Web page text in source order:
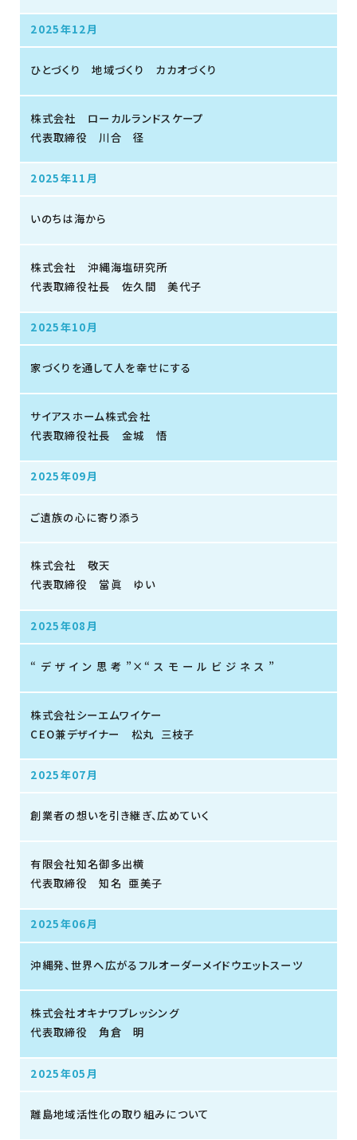
2025年12月
ひとづくり 地域づくり カカオづくり
株式会社 ローカルランドスケープ
代表取締役 川合 径
2025年11月
いのちは海から
株式会社 沖縄海塩研究所
代表取締役社長 佐久間 美代子
2025年10月
家づくりを通して人を幸せにする
サイアスホーム株式会社
代表取締役社長 金城 悟
2025年09月
ご遺族の心に寄り添う
株式会社 敬天
代表取締役 當眞 ゆい
2025年08月
“ デ ザ イ ン 思 考 ”×“ ス モ ー ル ビ ジ ネ ス ”
株式会社シーエムワイケー
CEO兼デザイナー 松丸 三枝子
2025年07月
創業者の想いを引き継ぎ、広めていく
有限会社知名御多出横
代表取締役 知名 亜美子
2025年06月
沖縄発、世界へ広がるフルオーダーメイドウエットスーツ
株式会社オキナワブレッシング
代表取締役 角倉 明
2025年05月
離島地域活性化の取り組みについて